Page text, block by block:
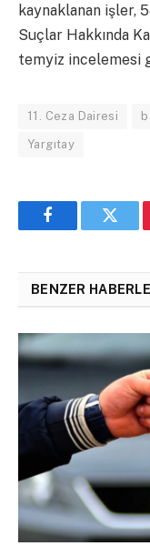
kaynaklanan işler,
Suçlar Hakkında
temyiz incelemesi
11. Ceza Dairesi
Yargıtay
Facebook
BENZER